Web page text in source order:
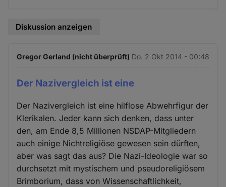
Diskussion anzeigen
Gregor Gerland (nicht überprüft) Do. 2 Okt 2014 - 00:48
Der Nazivergleich ist eine
Der Nazivergleich ist eine hilflose Abwehrfigur der
Klerikalen. Jeder kann sich denken, dass unter
den, am Ende 8,5 Millionen NSDAP-Mitgliedern
auch einige Nichtreligiöse gewesen sein dürften,
aber was sagt das aus? Die Nazi-Ideologie war so
durchsetzt mit mystischem und pseudoreligiösem
Brimborium, dass von Wissenschaftlichkeit,